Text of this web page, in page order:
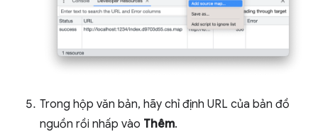
Trong hộp văn bản, hãy chỉ định URL của bản đồ
nguồn rồi nhấp vào Thêm.